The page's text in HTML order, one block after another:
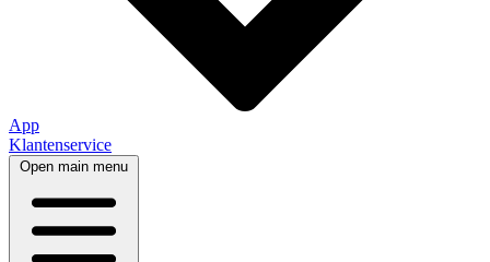
App
Klantenservice
Open main menu